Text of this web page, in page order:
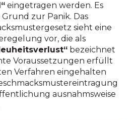
eingetragen werden. Es
zur Panik. Das
sieht eine
vor, die als
bezeichnet
Voraussetzungen erfüllt
Verfahren eingehalten
ausnahmsweise